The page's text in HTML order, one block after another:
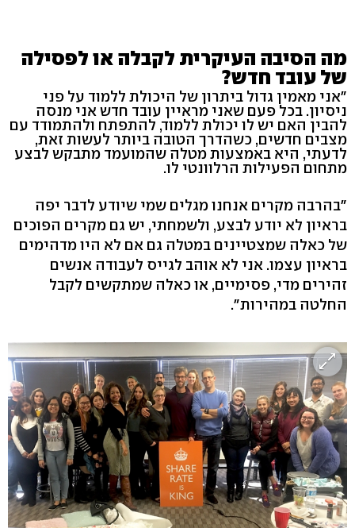
מה הסיבה העיקרית לקבלה או לפסילה
של עובד חדש?
"אני מאמין גדול ביתרון של היכולת ללמוד על פני
ניסיון. בכל פעם שאני מראיין עובד חדש אני מנסה
להבין האם יש לו יכולת ללמוד, להתפתח ולהתמודד עם
מצבים חדשים, כשהדרך הטובה ביותר לעשות זאת,
לדעתי, היא באמצעות מטלה שהמועמד מתבקש לבצע
מתחום הפעילות הרלוונטי לו.
"בהרבה מקרים אנחנו מגלים שמי שיודע לדבר יפה
בראיון לא יודע לבצע, ולשמחתי, יש גם מקרים הפוכים
של כאלה שמצטיינים במטלה גם אם לא היו מדהימים
בראיון עצמו. אני לא אוהב לגייס לעבודה אנשים
זהירים מדי, פסימיים, או כאלה שמתקשים לקבל
החלטה במהירות".